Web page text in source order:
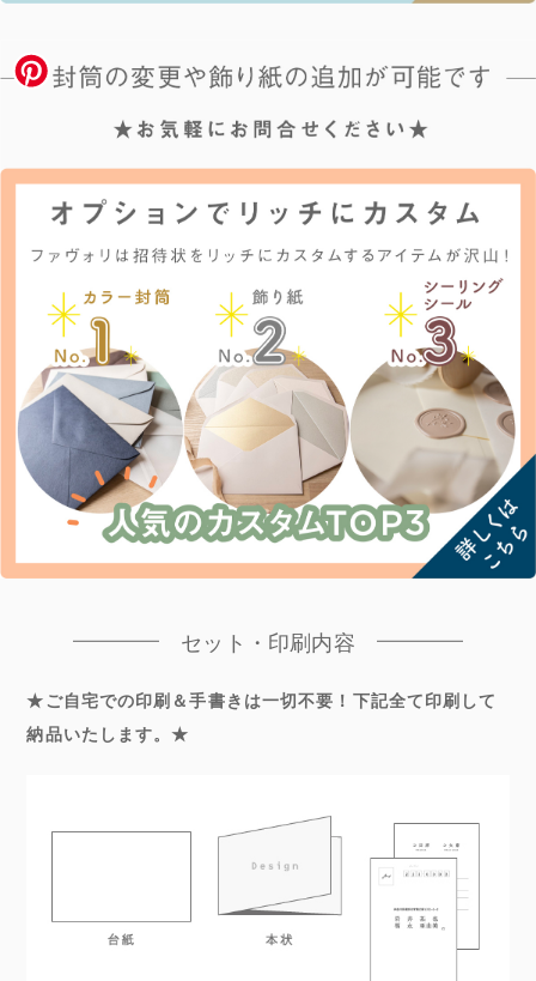
セット・印刷内容
★ご自宅での印刷＆手書きは一切不要！下記全て印刷して
納品いたします。★